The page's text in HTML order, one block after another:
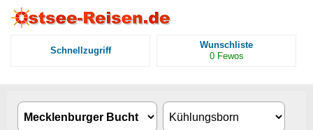
Schnellzugriff
Wunschliste
0 Fewos